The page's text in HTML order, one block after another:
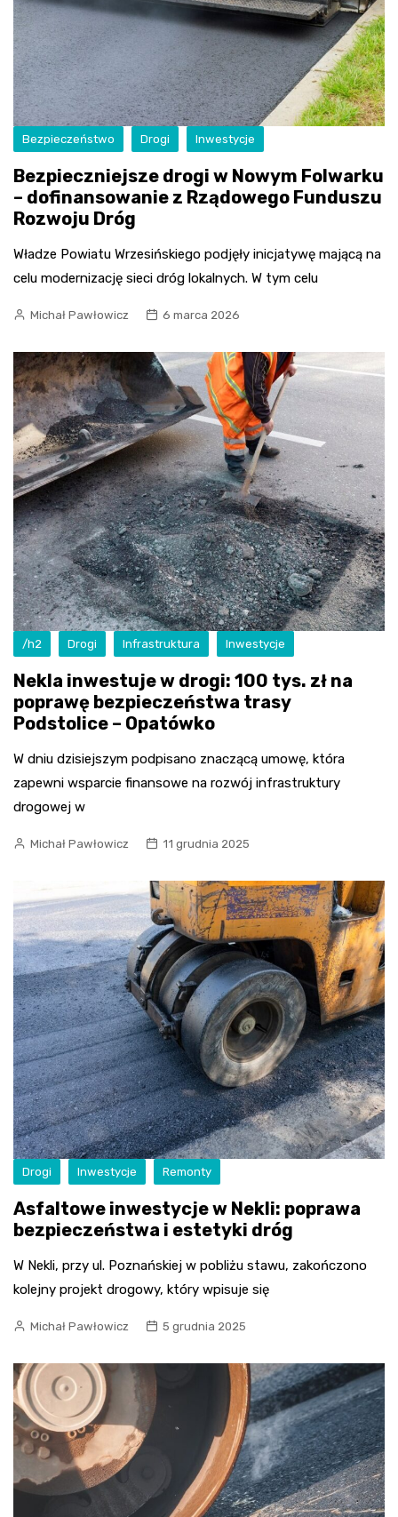
Bezpieczeństwo Drogi Inwestycje
Bezpieczniejsze drogi w Nowym Folwarku
– dofinansowanie z Rządowego Funduszu
Rozwoju Dróg
Władze Powiatu Wrzesińskiego podjęły inicjatywę mającą na
celu modernizację sieci dróg lokalnych. W tym celu
Michał Pawłowicz 6 marca 2026
/h2 Drogi Infrastruktura Inwestycje
Nekla inwestuje w drogi: 100 tys. zł na
poprawę bezpieczeństwa trasy
Podstolice – Opatówko
W dniu dzisiejszym podpisano znaczącą umowę, która
zapewni wsparcie finansowe na rozwój infrastruktury
drogowej w
Michał Pawłowicz 11 grudnia 2025
Drogi Inwestycje Remonty
Asfaltowe inwestycje w Nekli: poprawa
bezpieczeństwa i estetyki dróg
W Nekli, przy ul. Poznańskiej w pobliżu stawu, zakończono
kolejny projekt drogowy, który wpisuje się
Michał Pawłowicz 5 grudnia 2025